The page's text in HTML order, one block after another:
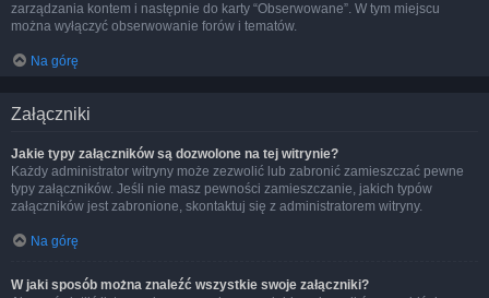
zarządzania kontem i następnie do karty “Obserwowane”. W tym miejscu
można wyłączyć obserwowanie forów i tematów.
Na górę
Załączniki
Jakie typy załączników są dozwolone na tej witrynie?
Każdy administrator witryny może zezwolić lub zabronić zamieszczać pewne
typy załączników. Jeśli nie masz pewności zamieszczanie, jakich typów
załączników jest zabronione, skontaktuj się z administratorem witryny.
Na górę
W jaki sposób można znaleźć wszystkie swoje załączniki?